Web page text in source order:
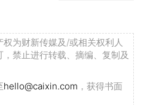
为财新传媒及/或相关权利人
禁止进行转载、摘编、复制及
hello@caixin.com ，获得书面